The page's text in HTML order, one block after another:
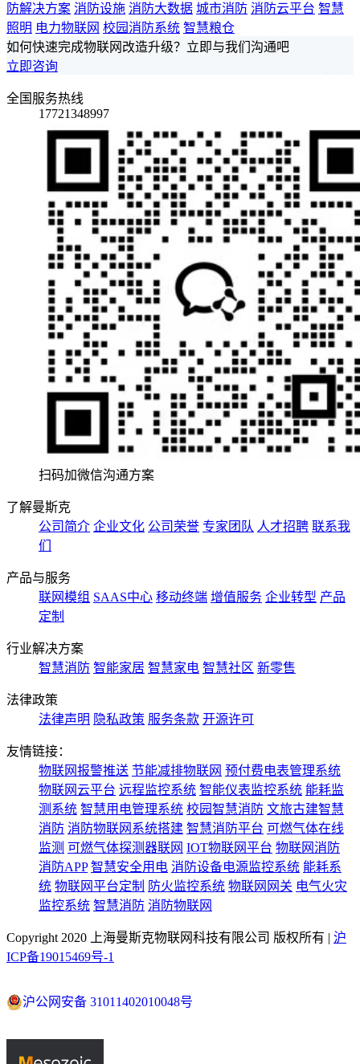
防解决方案 消防设施 消防大数据 城市消防 消防云平台 智慧
照明 电力物联网 校园消防系统 智慧粮仓
如何快速完成物联网改造升级？立即与我们沟通吧
立即咨询
全国服务热线
17721348997
扫码加微信沟通方案
了解曼斯克
公司简介 企业文化 公司荣誉 专家团队 人才招聘 联系我
们
产品与服务
联网模组 SAAS中心 移动终端 增值服务 企业转型 产品
定制
行业解决方案
智慧消防 智能家居 智慧家电 智慧社区 新零售
法律政策
法律声明 隐私政策 服务条款 开源许可
友情链接：
物联网报警推送 节能减排物联网 预付费电表管理系统
物联网云平台 远程监控系统 智能仪表监控系统 能耗监
测系统 智慧用电管理系统 校园智慧消防 文旅古建智慧
消防 消防物联网系统搭建 智慧消防平台 可燃气体在线
监测 可燃气体探测器联网 IOT物联网平台 物联网消防
消防APP 智慧安全用电 消防设备电源监控系统 能耗系
统 物联网平台定制 防火监控系统 物联网网关 电气火灾
监控系统 智慧消防 消防物联网
Copyright 2020 上海曼斯克物联网科技有限公司 版权所有 | 沪
ICP备19015469号-1
沪公网安备 31011402010048号